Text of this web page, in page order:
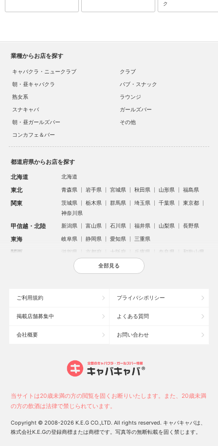
お店に電話する
スタッフ
キャスト
ク
業種からお店を探す
キャバクラ・ニュークラブ
クラブ
朝・昼キャバクラ
パブ・スナック
熟女系
ラウンジ
スナキャバ
ガールズバー
朝・昼ガールズバー
その他
コンカフェ＆バー
都道府県からお店を探す
北海道 北海道
東北 青森県 岩手県 宮城県 秋田県 山形県 福島県
関東 茨城県 栃木県 群馬県 埼玉県 千葉県
東京都
神奈川県
甲信越・北陸 新潟県 富山県 石川県 福井県 山梨県 長野県
東海 岐阜県 静岡県 愛知県 三重県
関西 滋賀県 京都府 大阪府 兵庫県 奈良県 和歌山県
鳥取県 島根県 岡山県 広島県
沖縄県
大宮のキャバクラ
六本木のキャバクラ
池袋駅（西口）のキャバクラ
新潟駅前のキャバクラ
全部見る
ご利用規約 プライバシポリシー
掲載店舗募集中 よくある質問
会社概要 お問い合わせ
当サイトは20歳未満の方の閲覧を固くお断りいたします。また、20歳未満
の方の飲酒は法律で禁じられています。
Copyright © 2008-2026 K.E.G CO.,LTD. All rights reserved. キャバキャバは、
株式会社K.E.Gの登録商標または商標です。写真等の無断転載を固く禁じます。